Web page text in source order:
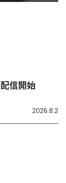
信開始
2026.8.2